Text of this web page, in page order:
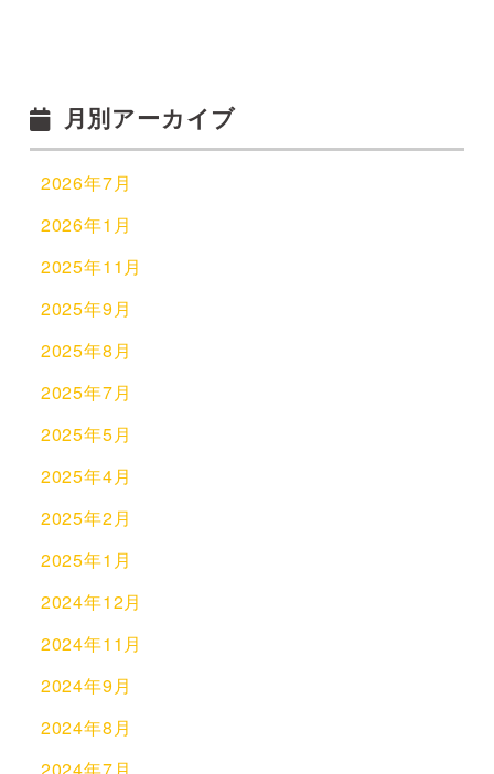
月別アーカイブ
2026年7月
2026年1月
2025年11月
2025年9月
2025年8月
2025年7月
2025年5月
2025年4月
2025年2月
2025年1月
2024年12月
2024年11月
2024年9月
2024年8月
2024年7月